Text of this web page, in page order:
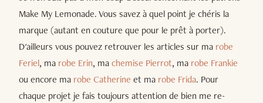
Make My Lemonade. Vous savez à quel point je chéris la
marque (autant en couture que pour le prêt à porter).
D'ailleurs vous pouvez retrouver les articles sur ma robe
Feriel, ma robe Erin, machemise Pierrot, ma robe Frankie
ou encore ma robe Catherine et ma robe Frida. Pour
chaque projet je fais toujours attention de bien me re-